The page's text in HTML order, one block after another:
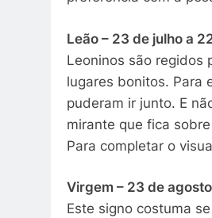
Leão – 23 de julho a
Leoninos são regidos
lugares bonitos. Para
puderam ir junto. E
mirante que fica
Para completar o
Virgem – 23 de
Este signo costuma